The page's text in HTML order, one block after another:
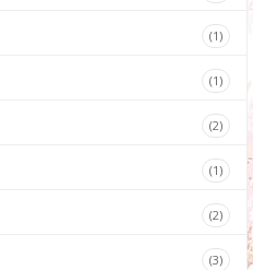
(1)
(1)
(2)
(1)
(2)
(3)